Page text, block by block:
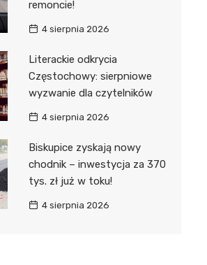
remoncie!
4 sierpnia 2026
Literackie odkrycia
Częstochowy: sierpniowe
wyzwanie dla czytelników
4 sierpnia 2026
Biskupice zyskają nowy
chodnik – inwestycja za 370
tys. zł już w toku!
4 sierpnia 2026